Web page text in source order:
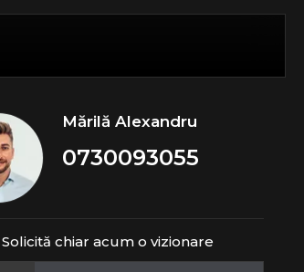
Mărilă Alexandru
0730093055
Solicită chiar acum o vizionare